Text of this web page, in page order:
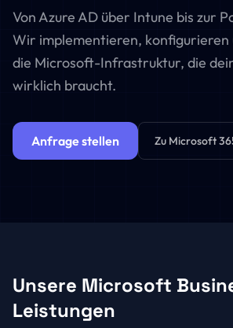
Von Azure AD über Intune bis zur
Wir implementieren, konfigurieren
die Microsoft-Infrastruktur, die
wirklich braucht.
Anfrage stellen Zu Microsoft
Unsere Microsoft
Leistungen